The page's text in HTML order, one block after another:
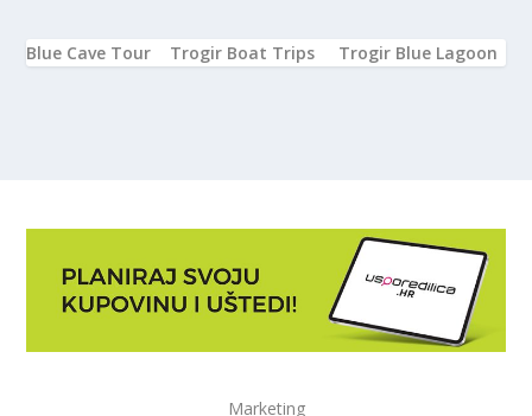
Blue Cave Tour Trogir Boat Trips Trogir Blue Lagoon
Marketing